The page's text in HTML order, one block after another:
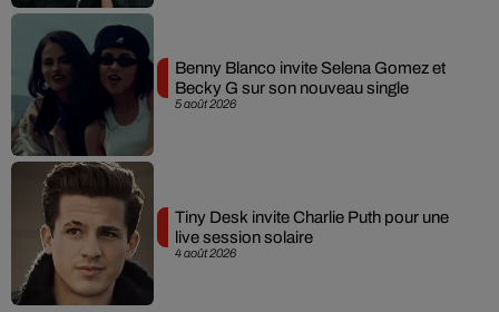
5 août 2026
Benny Blanco invite Selena Gomez et
Becky G sur son nouveau single
4 août 2026
Tiny Desk invite Charlie Puth pour une
live session solaire